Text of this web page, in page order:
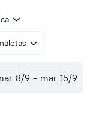
8/9 - mar. 15/9